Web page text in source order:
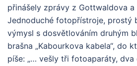
přinášely zprávy z Gottwaldova a
Jednoduché fotopřístroje, prostý
výmysl s dosvětlováním druhým
brašna „Kabourkova kabela“, do
píše: „… vešly tři fotoaparáty,